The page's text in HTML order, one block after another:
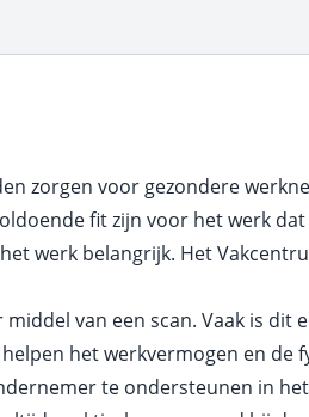
zorgen voor gezondere
fit zijn voor het werk
werk belangrijk. Het
van een scan. Vaak is dit
het werkvermogen en de
te ondersteunen in